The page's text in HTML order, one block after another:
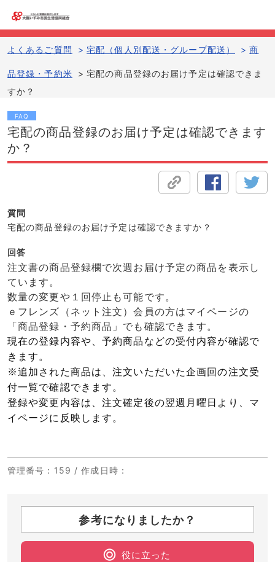
よくあるご質問 > 宅配（個人別配送・グループ配送） > 商
品登録・予約米 > 宅配の商品登録のお届け予定は確認できま
すか？
FAQ
宅配の商品登録のお届け予定は確認できます
か？
質問
宅配の商品登録のお届け予定は確認できますか？
回答
注文書の商品登録欄で次週お届け予定の商品を表示し
ています。
数量の変更や１回停止も可能です。
ｅフレンズ（ネット注文）会員の方はマイページの
「商品登録・予約商品」でも確認できます。
現在の登録内容や、予約商品などの受付内容が確認で
きます。
※追加された商品は、注文いただいた企画回の注文受
付一覧で確認できます。
登録や変更内容は、注文確定後の翌週月曜日より、マ
イページに反映します。
管理番号 ：159 /作成日時 ：
参考になりましたか？
役に立った